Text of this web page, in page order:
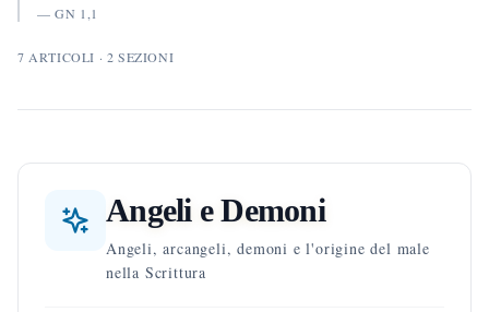
—GN 1,1
7 ARTICOLI · 2 SEZIONI
Angeli e Demoni
Angeli, arcangeli, demoni e l'origine del male
nella Scrittura